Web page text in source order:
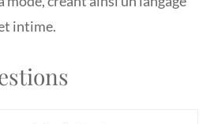
intime.